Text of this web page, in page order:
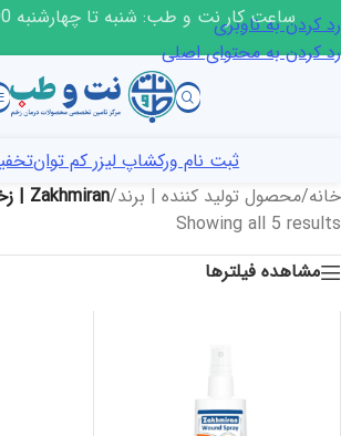
رد کردن به ناوبری
رد کردن به محتوای اصلی
ساعت کار نت و طب: شنبه تا چهارشنبه 08:00 الی 18:00
ثبت نام ورکشاپ لیزر کم توان
خانه/محصول تولید کننده | برند/Zakhmiran | زخمیران
Showing all 5 results
مشاهده فیلترها